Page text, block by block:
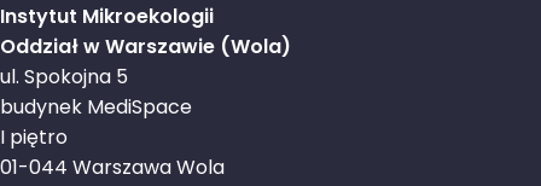
Instytut Mikroekologii
Oddział w Warszawie (Wola)
ul. Spokojna 5
budynek MediSpace
I piętro
01-044 Warszawa Wola